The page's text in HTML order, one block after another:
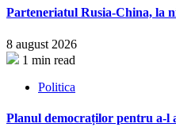
Parteneriatul Rusia-China, la
8 august 2026
1 min read
Politica
Planul democraților pentru a-l